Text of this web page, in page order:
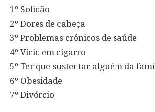
1º Solidão
2º Dores de cabeça
3º Problemas crônicos de saúde
4º Vício em cigarro
5º Ter que sustentar alguém da
6º Obesidade
7º Divórcio